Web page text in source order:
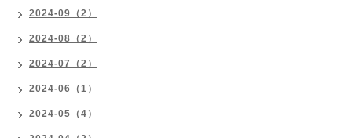
2024-09（2）
2024-08（2）
2024-07（2）
2024-06（1）
2024-05（4）